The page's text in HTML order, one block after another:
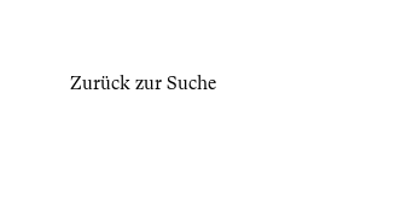
Zurück zur Suche